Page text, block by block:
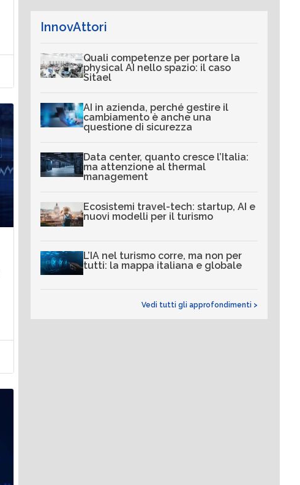
InnovAttori
Quali competenze per portare la
physical AI nello spazio: il caso
Sitael
AI in azienda, perché gestire il
cambiamento è anche una
questione di sicurezza
Data center, quanto cresce l’Italia:
ma attenzione al thermal
management
Ecosistemi travel-tech: startup, AI e
nuovi modelli per il turismo
L’IA nel turismo corre, ma non per
tutti: la mappa italiana e globale
Vedi tutti gli approfondimenti >